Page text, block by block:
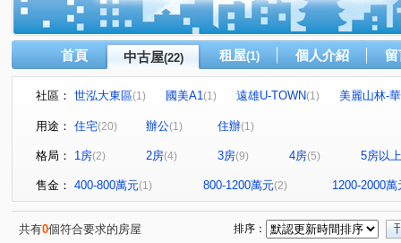
首頁 中古屋(22) 租屋(1) 個人介紹
社區： 世泓大東區(1) 國美A1(1) 遠雄U-TOWN(1)
美麗山林-
新橫濱2夢悦城(1) 皇福忠孝城
福邸龍門A區 (1) 和旺金三角(1) 和平華夏廈
潤泰陽
台五福星大廈(1) 新台五路一段(4) 中央路四段 (1)
水源
橫科路(1) 勤進路(1) 南興路(2) 大同路二段(1)
樟樹
和平街(1) 復興路(1)
用途： 住宅(20) 辦公(1) 住辦(1)
格局： 1房(2) 2房(4) 3房(9) 4房(5) 5房以上
售金： 400-800萬元(1) 800-1200萬元(2) 1200-2000萬
共有0個符合要求的房屋 排序：